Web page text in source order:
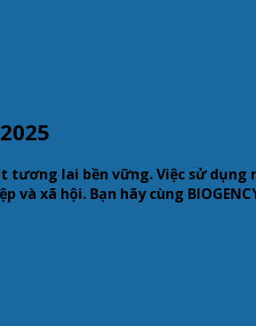
lai bền vững. Việc sử dụng
xã hội. Bạn hãy cùng